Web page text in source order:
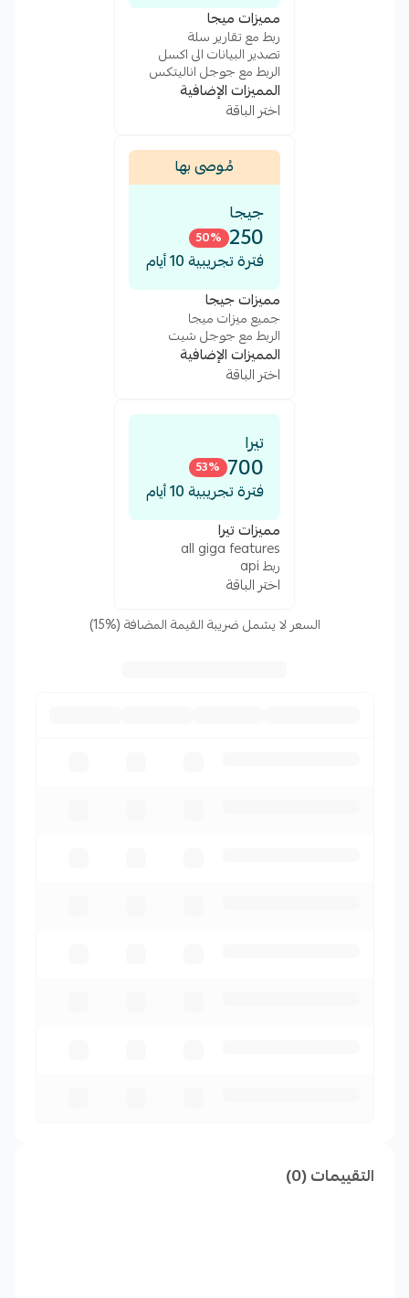
مميزات ميجا
ربط مع تقارير سلة
تصدير البيانات الى اكسل
الربط مع جوجل اناليتكس
المميزات الإضافية
اختر الباقة
مُوصى بها
جيجا
250
50%
فترة تجريبية 10 أيام
مميزات جيجا
جميع ميزات ميجا
الربط مع جوجل شيت
المميزات الإضافية
اختر الباقة
تيرا
700
53%
فترة تجريبية 10 أيام
مميزات تيرا
all giga features
ربط api
اختر الباقة
السعر لا يشمل ضريبة القيمة المضافة (%15)
التقييمات (0)